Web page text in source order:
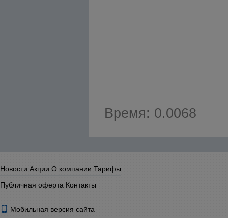
Время: 0.0068
Новости Акции О компании Тарифы
Публичная оферта Контакты
Мобильная версия сайта